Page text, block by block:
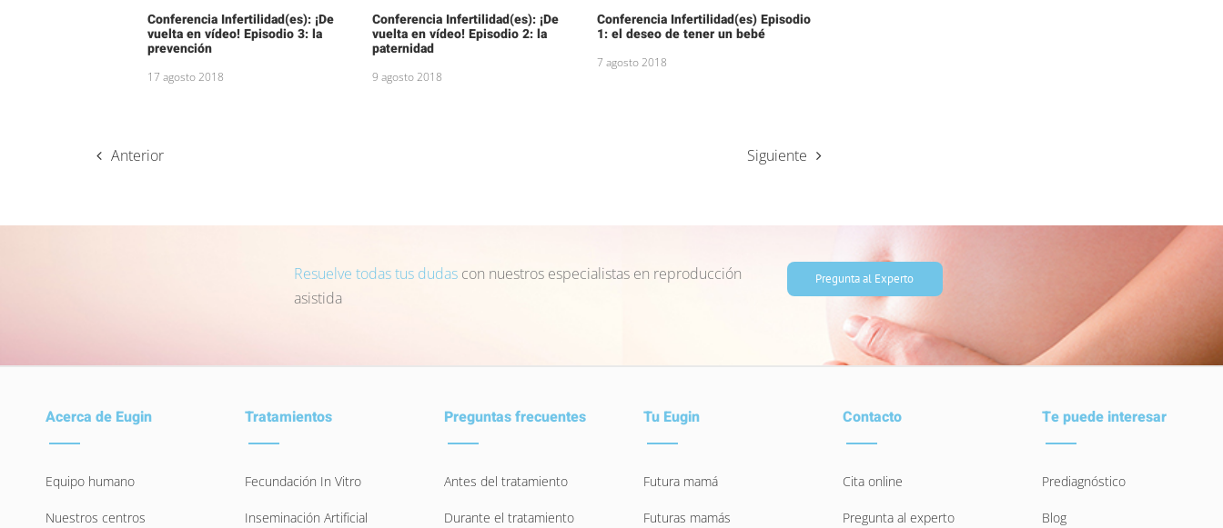
Conferencia Infertilidad(es): ¡De
vuelta en vídeo! Episodio 3: la
prevención
17 agosto 2018
Conferencia Infertilidad(es): ¡De
vuelta en vídeo! Episodio 2: la
paternidad
9 agosto 2018
Conferencia Infertilidad(es) Episodio
1: el deseo de tener un bebé
7 agosto 2018
Anterior Siguiente
Resuelve todas tus dudas con nuestros especialistas en reproducción
asistida
Pregunta al Experto
Acerca de Eugin
Equipo humano
Nuestros centros
Tratamientos
Fecundación In Vitro
Inseminación Artificial
Preguntas frecuentes
Antes del tratamiento
Durante el tratamiento
Tu Eugin
Futura mamá
Futuras mamás
Contacto
Cita online
Pregunta al experto
Te puede interesar
Prediagnóstico
Blog